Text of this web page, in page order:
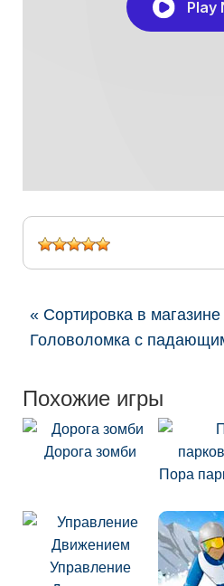
« Сортировка в магазине
Головоломка с
Похожие игры
Дорога зомби
Пора
Управление